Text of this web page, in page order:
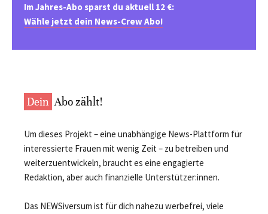
Im Jahres-Abo sparst du aktuell 12 €:
Wähle jetzt dein News-Crew Abo!
Dein Abo zählt!
Um dieses Projekt – eine unabhängige News-Plattform für
interessierte Frauen mit wenig Zeit – zu betreiben und
weiterzuentwickeln, braucht es eine engagierte
Redaktion, aber auch finanzielle Unterstützer:innen.
Das NEWSiversum ist für dich nahezu werbefrei, viele